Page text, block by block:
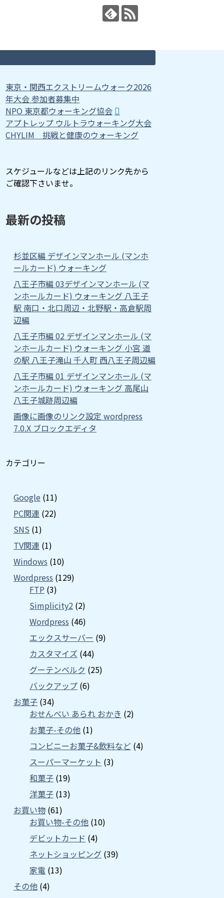
東京・関西エクストリームウォーク2026
年大会 参加者募集中
NPO 東京都ウォーキング協会
アプトレップ ウルトラウォーキング大会
CHYLIM 挑戦と健康のウォーキング
スケジュールなどは上記のリンク先から
ご確認下さいませ。
最新の投稿
杉並区編 デザインマンホール (マンホ
ールカード) ウォーキング
八王子市編 03デザインマンホール (マ
ンホールカード) ウォーキング 八王子
駅 南口・北口周辺・北野駅・高倉駅周
辺編
八王子市編 02 デザインマンホール (マ
ンホールカード) ウォーキング 小宮 道
の駅 八王子滝山 千人町 西八王子周辺編
八王子市編 01 デザインマンホール (マ
ンホールカード) ウォーキング 高尾山
八王子城跡周辺編
画像に画像のリンク設定 wordpress
7.0.X ブロックエディタ
カテゴリー
Google (11)
PC関連 (22)
SNS (1)
TV関連 (1)
Windows (10)
Wordpress (129)
FTP (3)
Simplicity2 (2)
Wordpress (46)
エックスサーバー (9)
カスタマイズ (44)
グーテンベルク (25)
バックアップ (6)
お菓子 (34)
おせんべい あられ おかき (2)
お菓子-その他 (1)
コンビニーお菓子&飲料など (4)
スーパーマーケット (3)
和菓子 (19)
洋菓子 (13)
お買い物 (61)
お買い物-その他 (10)
デビットカード (4)
ネットショッピング (39)
家電 (13)
その他 (4)